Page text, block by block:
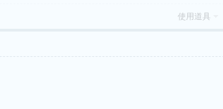
使用道具